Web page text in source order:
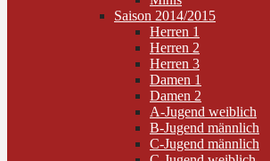
Saison 2014/2015
Herren 1
Herren 2
Herren 3
Damen 1
Damen 2
A-Jugend weiblich
B-Jugend männlich
C-Jugend männlich